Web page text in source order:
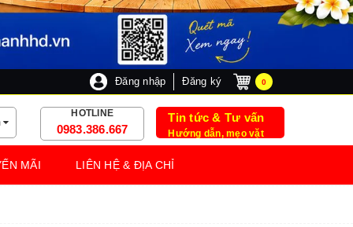
0
Đăng nhập Đăng ký
HOTLINE
0983.386.667
Tin tức & Tư vấn
Hướng dẫn, mẹo vặt
MÃI LIÊN HỆ & ĐỊA CHỈ